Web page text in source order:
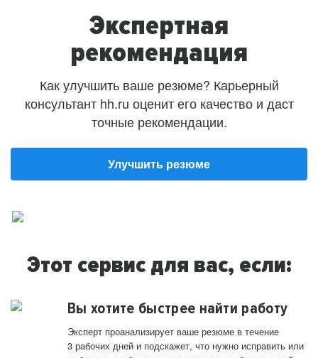
Экспертная
рекомендация
Как улучшить ваше резюме? Карьерный
консультант hh.ru оценит его качество и даст
точные рекомендации.
Улучшить резюме
Этот сервис для вас, если:
Вы хотите быстрее найти работу
Эксперт проанализирует ваше резюме в течение
3 рабочих дней и подскажет, что нужно исправить или